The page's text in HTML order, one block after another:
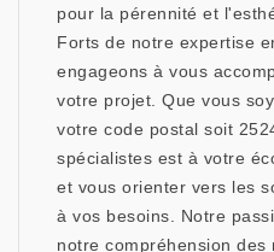
pour la pérennité et
Forts de notre expertise
engageons à vous
votre projet. Que vous
votre code postal soit
spécialistes est à votre
et vous orienter vers les
à vos besoins. Notre
notre compréhension des